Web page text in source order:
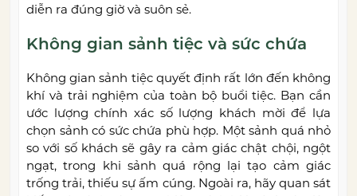
diễn ra đúng giờ và suôn sẻ.
Không gian sảnh tiệc và sức chứa
Không gian sảnh tiệc quyết định rất lớn đến không
khí và trải nghiệm của toàn bộ buổi tiệc. Bạn cần
ước lượng chính xác số lượng khách mời để lựa
chọn sảnh có sức chứa phù hợp. Một sảnh quá nhỏ
so với số khách sẽ gây ra cảm giác chật chội, ngột
ngạt, trong khi sảnh quá rộng lại tạo cảm giác
trống trải, thiếu sự ấm cúng. Ngoài ra, hãy quan sát